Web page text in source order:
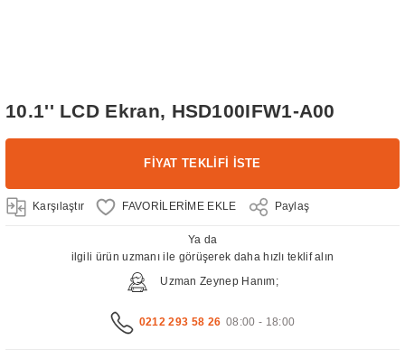
10.1'' LCD Ekran, HSD100IFW1-A00
FİYAT TEKLİFİ İSTE
Karşılaştır Paylaş
Ya da
ilgili ürün uzmanı ile görüşerek daha hızlı teklif alın
Uzman Zeynep Hanım;
0212 293 58 26 08:00 - 18:00